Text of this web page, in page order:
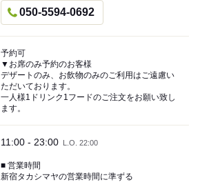
050-5594-0692
予約可
▼お席のみ予約のお客様
デザートのみ、お飲物のみのご利用はご遠慮い
ただいております。
一人様1ドリンク1フードのご注文をお願い致し
ます。
11:00 - 23:00 L.O. 22:00
■ 営業時間
新宿タカシマヤの営業時間に準ずる